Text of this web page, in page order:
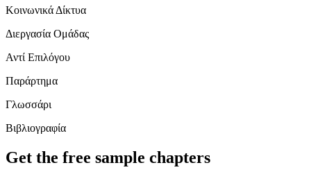
Κοινωνικά Δίκτυα
Διεργασία Ομάδας
Αντί Επιλόγου
Παράρτημα
Γλωσσάρι
Βιβλιογραφία
Get the free sample chapters